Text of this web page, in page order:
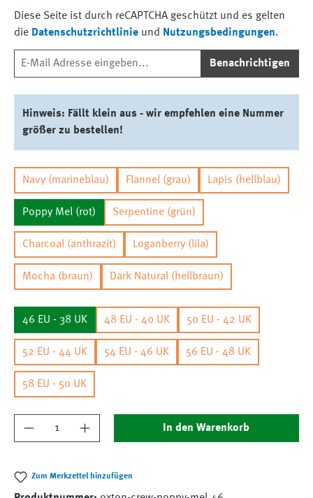
Diese Seite ist durch reCAPTCHA geschützt und es gelten
die Datenschutzrichtlinie und Nutzungsbedingungen.
Benachrichtigen
Hinweis: Fällt klein aus - wir empfehlen eine Nummer
größer zu bestellen!
Navy (marineblau) Flannel (grau) Lapis (hellblau)
Poppy Mel (rot) Serpentine (grün)
Charcoal (anthrazit) Loganberry (lila)
Mocha (braun) Dark Natural (hellbraun)
46 EU - 38 UK 48 EU - 40 UK 50 EU - 42 UK
52 EU - 44 UK 54 EU - 46 UK 56 EU - 48 UK
58 EU - 50 UK
Produkt Anzahl: Gib den gewünschten Wert
In den Warenkorb
Zum Merkzettel hinzufügen